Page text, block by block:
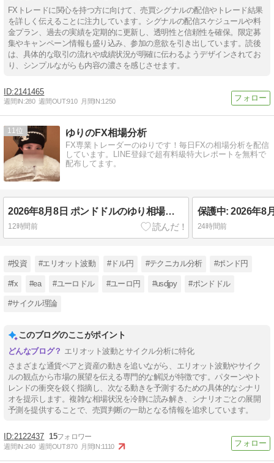
FXトレードに関心を持つ方に向けて、売買シグナルの配信やトレード結果
を詳しく伝えることに注力しています。シグナルの配信スケジュールや料
金プラン、過去の実績を定期的に更新し、透明性と信頼性を確保。限定募
集やキャンペーン情報も盛り込み、参加の意欲を引き出しています。読後
は、具体的な取引の流れや成績状況が明確に伝わるようデザインされてお
り、シンプルながらも内容の濃さを感じさせます。
2141465
週間IN:280 週間OUT:910 月間IN:1250
11 ゆりのFX相場分析
FX専業トレーダーのゆりです！毎日FXの相場分析を配信
しています。LINE登録で超有料級特大レポートを無料で
配布してます。
2026年8月8日 ポンドドルのゆり相場分析🌟
12時間前 24時間前
#投資 #エリオット波動 #ドル円 #テクニカル分析 #ポンド円
#fx #ea #ユーロドル #ユーロ円 #usdjpy #ポンドドル
#サイクル理論
このブログのここがポイント
エリオット波動とサイクル分析に特化
さまざまな通貨ペアと資産の動きを追いながら、エリオット波動やサイク
ルの観点から市場の展望を伝える専門的な解説が特徴です。パターンやト
レンドの衝突を鋭く指摘し、次なる動きを予測するための具体的なシナリ
オを提示します。複雑な相場状況を冷静に読み解き、シナリオごとの展開
予測を提供することで、売買判断の一助となる情報を追求しています。
2122437 15
週間IN:240 週間OUT:870 月間IN:1110